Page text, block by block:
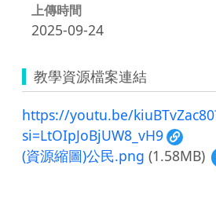
上傳時間
2025-09-24
教學資源檔案連結
https://youtu.be/
si=LtOIpJoBjUW8_vH9
(資源縮圖)公民.png (1.58MB)